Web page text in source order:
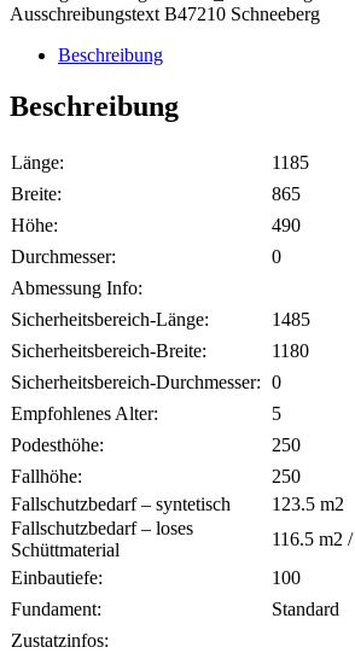
Ausschreibungstext B47210 Schneeberg
Beschreibung
Beschreibung
Länge:
1185
Breite:
865
Höhe:
490
Durchmesser:
0
Abmessung Info:
Sicherheitsbereich-Länge:
1485
Sicherheitsbereich-Breite:
1180
Sicherheitsbereich-Durchmesser: 0
Empfohlenes Alter:
5
Podesthöhe:
250
Fallhöhe:
250
Fallschutzbedarf – syntetisch
123.5 m2
Fallschutzbedarf – loses
Schüttmaterial
116.5 m2 /
Einbautiefe:
100
Fundament:
Standard
Zustatzinfos: